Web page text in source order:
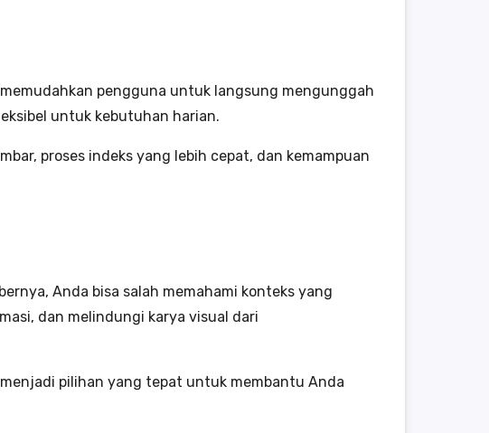
pengguna untuk langsung mengunggah
untuk kebutuhan harian.
proses indeks yang lebih cepat, dan kemampuan
Anda bisa salah memahami konteks yang
dan melindungi karya visual dari
pilihan yang tepat untuk membantu Anda